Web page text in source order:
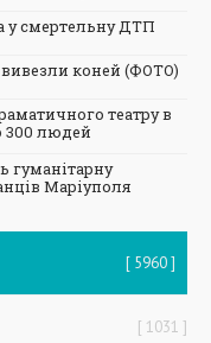
у смертельну ДТП
коней (ФОТО)
театру в
300 людей
гуманітарну
Маріуполя
5960
1031